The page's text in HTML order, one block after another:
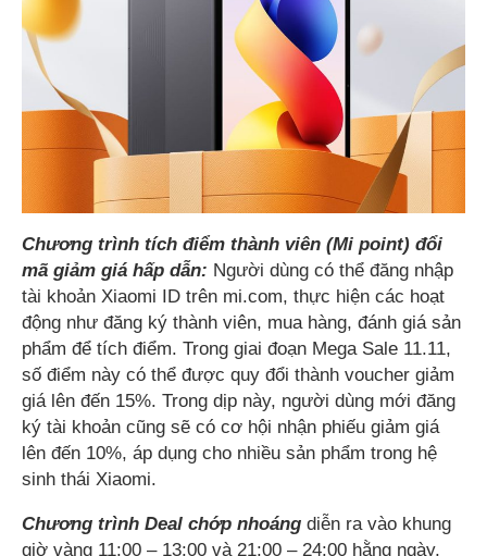
Chương trình tích điểm thành viên (Mi point) đổi
mã giảm giá hấp dẫn: Người dùng có thể đăng nhập
tài khoản Xiaomi ID trên mi.com, thực hiện các hoạt
động như đăng ký thành viên, mua hàng, đánh giá sản
phẩm để tích điểm. Trong giai đoạn Mega Sale 11.11,
số điểm này có thể được quy đổi thành voucher giảm
giá lên đến 15%. Trong dịp này, người dùng mới đăng
ký tài khoản cũng sẽ có cơ hội nhận phiếu giảm giá
lên đến 10%, áp dụng cho nhiều sản phẩm trong hệ
sinh thái Xiaomi.
Chương trình Deal chớp nhoáng diễn ra vào khung
giờ vàng 11:00 – 13:00 và 21:00 – 24:00 hằng ngày,